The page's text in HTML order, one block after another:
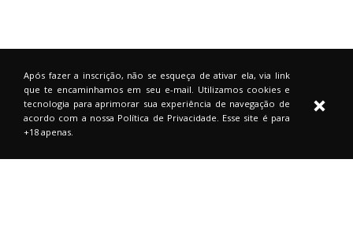
Após fazer a inscrição, não se esqueça de ativar ela, via link
que te encaminhamos em seu e-mail. Utilizamos cookies e
tecnologia para aprimorar sua experiência de navegação de
acordo com a nossa Política de Privacidade. Esse site é para
+18 apenas.